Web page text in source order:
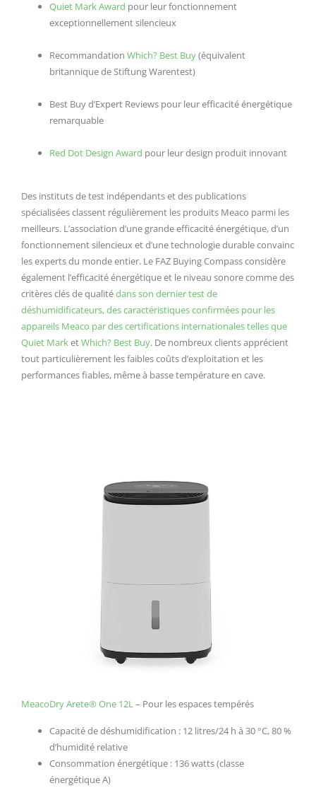
Quiet Mark Award pour leur fonctionnement
exceptionnellement silencieux
Recommandation Which? Best Buy(équivalent
britannique de Stiftung Warentest)
Best Buy d’Expert Reviews pour leur efficacité énergétique
remarquable
Red Dot Design Award pour leur design produit innovant
Des instituts de test indépendants et des publications
spécialisées classent régulièrement les produits Meaco parmi les
meilleurs. L’association d’une grande efficacité énergétique, d’un
fonctionnement silencieux et d’une technologie durable convainc
les experts du monde entier. Le FAZ Buying Compass considère
également l’efficacité énergétique et le niveau sonore comme des
critères clés de qualitédans son dernier test de
déshumidificateurs, des caractéristiques confirmées pour les
appareils Meaco par des certifications internationales telles que
Quiet MarketWhich? Best Buy. De nombreux clients apprécient
tout particulièrement les faibles coûts d’exploitation et les
performances fiables, même à basse température en cave.
MeacoDry Arete® One 12L– Pour les espaces tempérés
Capacité de déshumidification : 12 litres/24 h à 30 °C, 80 %
d’humidité relative
Consommation énergétique : 136 watts (classe
énergétique A)